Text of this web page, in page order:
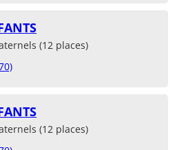
(12 places)
(12 places)